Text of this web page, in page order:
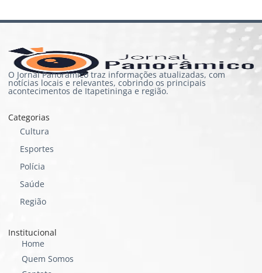
O Jornal Panorâmico traz informações atualizadas, com
notícias locais e relevantes, cobrindo os principais
acontecimentos de Itapetininga e região.
Categorias
Cultura
Esportes
Polícia
Saúde
Região
Institucional
Home
Quem Somos